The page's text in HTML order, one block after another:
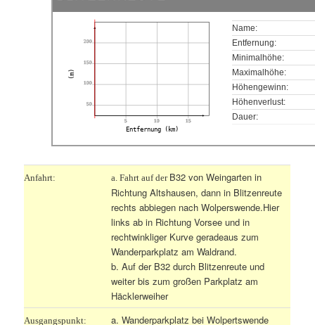
50
100
150
200
5 10 15
Entfernung (km)
(m)
Name:
Entfernung:
Minimalhöhe:
Maximalhöhe:
Höhengewinn:
Höhenverlust:
Dauer:
Anfahrt: a. Fahrt auf der B32 von Weingarten in
Richtung Altshausen, dann in Blitzenreute
rechts abbiegen nach Wolperswende.Hier
links ab in Richtung Vorsee und in
rechtwinkliger Kurve geradeaus zum
Wanderparkplatz am Waldrand.
b. Auf der B32 durch Blitzenreute und
weiter bis zum großen Parkplatz am
Häcklerweiher
Ausgangspunkt:
a. Wanderparkplatz bei Wolpertswende